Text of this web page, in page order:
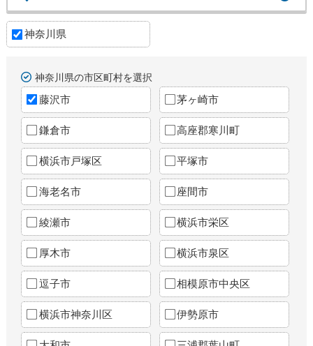
神奈川県
神奈川県の市区町村を選択
藤沢市 茅ヶ崎市
鎌倉市 高座郡寒川町
横浜市戸塚区 平塚市
海老名市 座間市
綾瀬市 横浜市栄区
厚木市 横浜市泉区
逗子市 相模原市中央区
横浜市神奈川区 伊勢原市